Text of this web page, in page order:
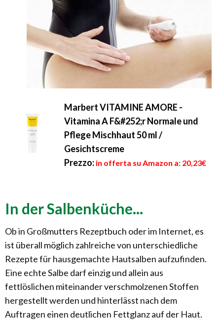
Marbert VITAMINE AMORE -
Vitamina A F&#252;r Normale und
Pflege Mischhaut 50 ml /
Gesichtscreme
Prezzo: in offerta su Amazon a: 20,23€
In der Salbenküche...
Ob in Großmutters Rezeptbuch oder im Internet, es
ist überall möglich zahlreiche von unterschiedliche
Rezepte für hausgemachte Hautsalben aufzufinden.
Eine echte Salbe darf einzig und allein aus
fettlöslichen miteinander verschmolzenen Stoffen
hergestellt werden und hinterlässt nach dem
Auftragen einen deutlichen Fettglanz auf der Haut.